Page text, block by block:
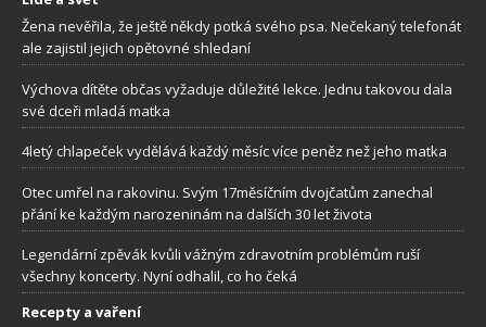
Žena nevěřila, že ještě někdy potká svého psa. Nečekaný telefonát
ale zajistil jejich opětovné shledaní
Výchova dítěte občas vyžaduje důležité lekce. Jednu takovou dala
své dceři mladá matka
4letý chlapeček vydělává každý měsíc více peněz než jeho matka
Otec umřel na rakovinu. Svým 17měsíčním dvojčatům zanechal
přání ke každým narozeninám na dalších 30 let života
Legendární zpěvák kvůli vážným zdravotním problémům ruší
všechny koncerty. Nyní odhalil, co ho čeká
Recepty a vaření